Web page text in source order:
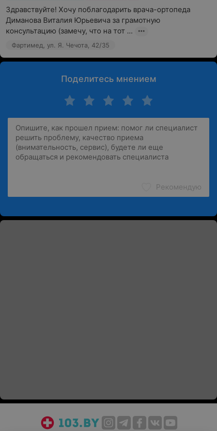
Здравствуйте! Хочу поблагодарить врача-ортопеда
Диманова Виталия Юрьевича за грамотную
консультацию (замечу, что на тот ...
Фартимед, ул. Я. Чечота, 42/35
Поделитесь мнением
Рекомендую